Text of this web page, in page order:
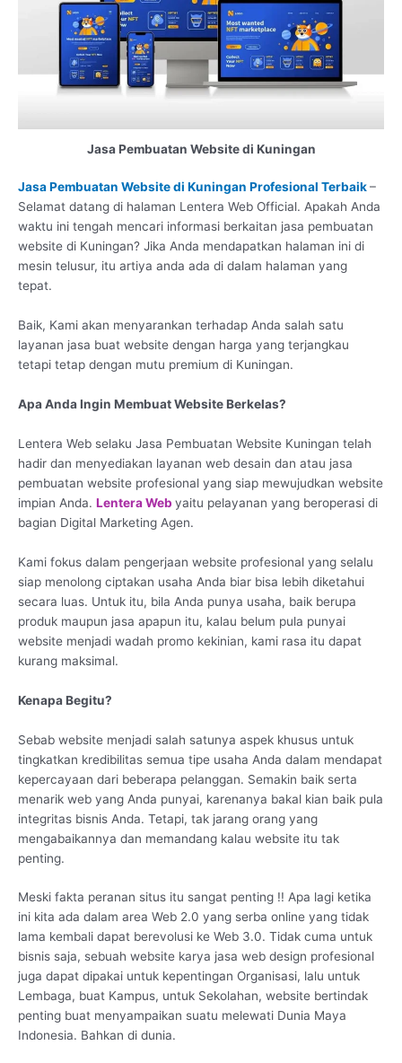
Jasa Pembuatan Website di Kuningan
Jasa Pembuatan Website di Kuningan Profesional Terbaik–
Selamat datang di halaman Lentera Web Official. Apakah Anda
waktu ini tengah mencari informasi berkaitan jasa pembuatan
website di Kuningan? Jika Anda mendapatkan halaman ini di
mesin telusur, itu artiya anda ada di dalam halaman yang
tepat.
Baik, Kami akan menyarankan terhadap Anda salah satu
layanan jasa buat website dengan harga yang terjangkau
tetapi tetap dengan mutu premium di Kuningan.
Apa Anda Ingin Membuat Website Berkelas?
Lentera Web selaku Jasa Pembuatan Website Kuningan telah
hadir dan menyediakan layanan web desain dan atau jasa
pembuatan website profesional yang siap mewujudkan website
impian Anda. Lentera Web yaitu pelayanan yang beroperasi di
bagian Digital Marketing Agen.
Kami fokus dalam pengerjaan website profesional yang selalu
siap menolong ciptakan usaha Anda biar bisa lebih diketahui
secara luas. Untuk itu, bila Anda punya usaha, baik berupa
produk maupun jasa apapun itu, kalau belum pula punyai
website menjadi wadah promo kekinian, kami rasa itu dapat
kurang maksimal.
Kenapa Begitu?
Sebab website menjadi salah satunya aspek khusus untuk
tingkatkan kredibilitas semua tipe usaha Anda dalam mendapat
kepercayaan dari beberapa pelanggan. Semakin baik serta
menarik web yang Anda punyai, karenanya bakal kian baik pula
integritas bisnis Anda. Tetapi, tak jarang orang yang
mengabaikannya dan memandang kalau website itu tak
penting.
Meski fakta peranan situs itu sangat penting !! Apa lagi ketika
ini kita ada dalam area Web 2.0 yang serba online yang tidak
lama kembali dapat berevolusi ke Web 3.0. Tidak cuma untuk
bisnis saja, sebuah website karya jasa web design profesional
juga dapat dipakai untuk kepentingan Organisasi, lalu untuk
Lembaga, buat Kampus, untuk Sekolahan, website bertindak
penting buat menyampaikan suatu melewati Dunia Maya
Indonesia. Bahkan di dunia.